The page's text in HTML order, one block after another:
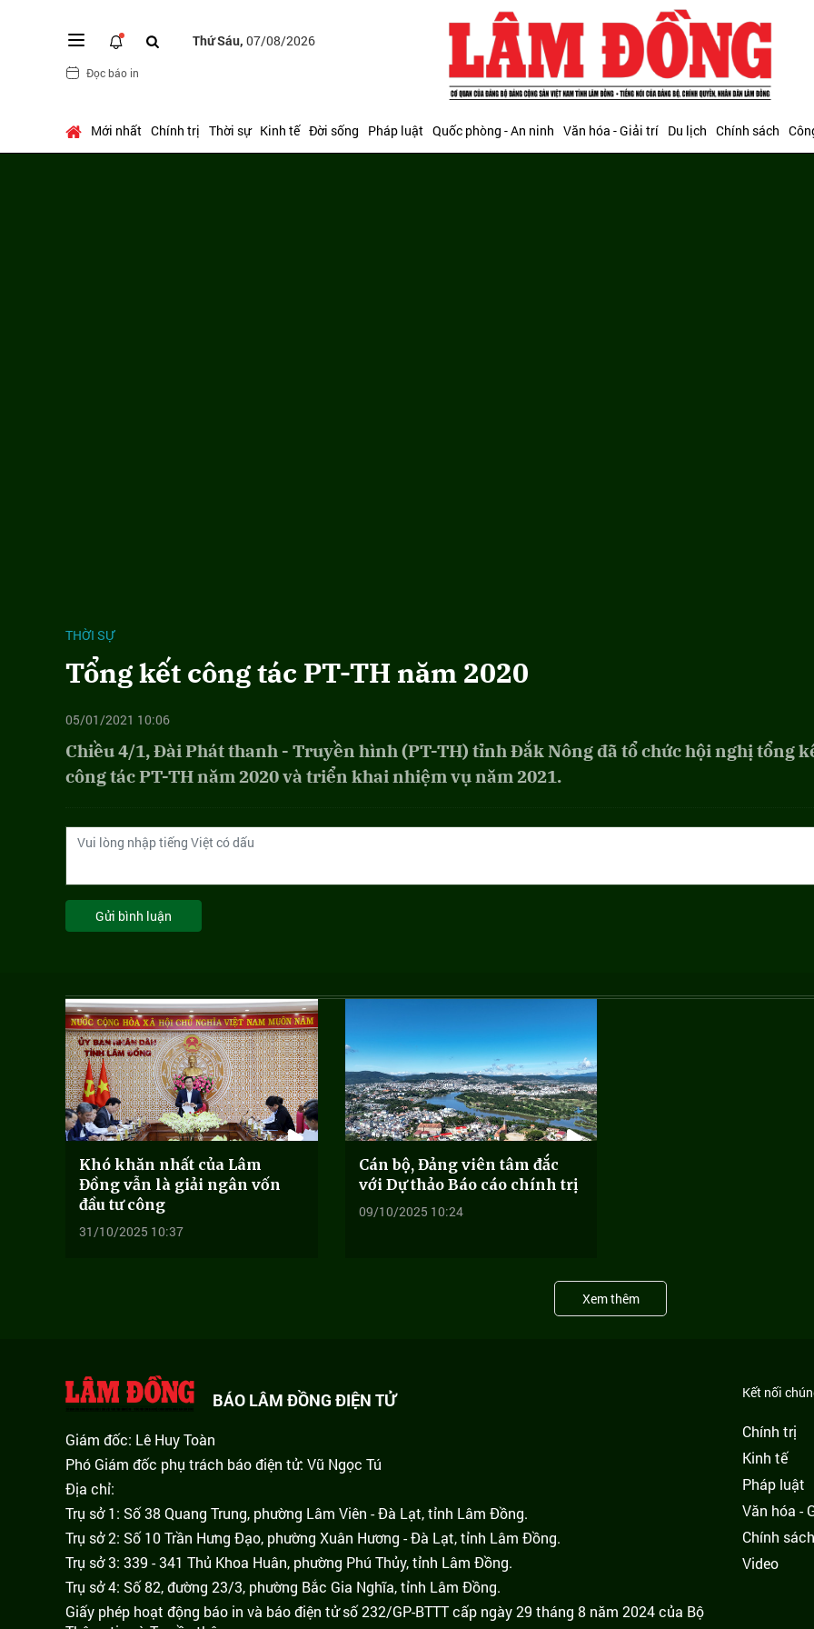
Thứ Sáu, 07/08/2026
Đọc báo in
Mới nhất Chính trị Thời sự Kinh tế Đời sống Pháp luật Quốc phòng - An ninh Văn hóa - Giải trí Du lịch Chính sách
THỜI SỰ
Tổng kết công tác PT-TH năm 2020
05/01/2021 10:06
Chiều 4/1, Đài Phát thanh - Truyền hình (PT-TH) tỉnh Đắk Nông đã tổ chức hội nghị tổng
công tác PT-TH năm 2020 và triển khai nhiệm vụ năm 2021.
Gửi bình luận
Khó khăn nhất của Lâm
Đồng vẫn là giải ngân vốn
đầu tư công
31/10/2025 10:37
Cán bộ, Đảng viên tâm đắc
với Dự thảo Báo cáo chính trị
09/10/2025 10:24
Xem thêm
BÁO LÂM ĐỒNG ĐIỆN TỬ
Giám đốc: Lê Huy Toàn
Phó Giám đốc phụ trách báo điện tử: Vũ Ngọc Tú
Địa chỉ:
Trụ sở 1: Số 38 Quang Trung, phường Lâm Viên - Đà Lạt, tỉnh Lâm Đồng.
Trụ sở 2: Số 10 Trần Hưng Đạo, phường Xuân Hương - Đà Lạt, tỉnh Lâm Đồng.
Trụ sở 3: 339 - 341 Thủ Khoa Huân, phường Phú Thủy, tỉnh Lâm Đồng.
Trụ sở 4: Số 82, đường 23/3, phường Bắc Gia Nghĩa, tỉnh Lâm Đồng.
Giấy phép hoạt động báo in và báo điện tử số 232/GP-BTTT cấp ngày 29 tháng 8 năm 2024 của Bộ
Kết nối
Chính trị
Kinh tế
Pháp luật
Văn hóa -
Chính sách
Video